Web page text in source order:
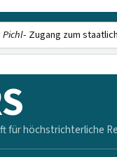
Pichl- Zugang zum
für höchstrichterliche